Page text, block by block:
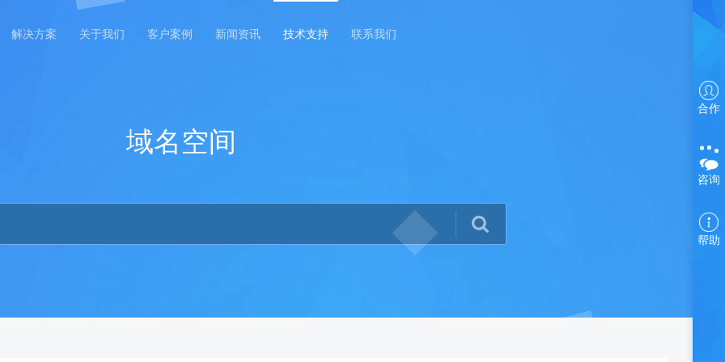
解决方案 关于我们 客户案例 新闻资讯 技术支持 联系我们
合作
咨询
帮助
域名空间